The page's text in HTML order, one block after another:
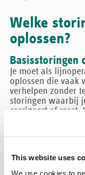
This website uses
We use cookies to
Welke
oplossen?
Basisstoringen
Je moet als
oplossen die vaak
verhelpen zonder
storingen waarbij
corrigeert of reset.